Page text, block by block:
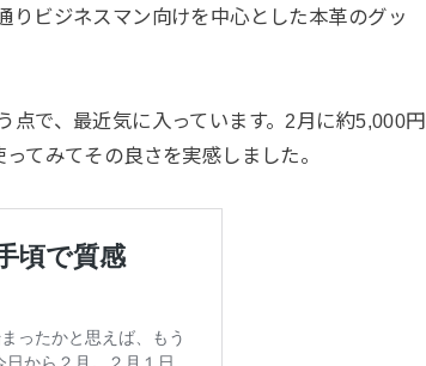
りビジネスマン向けを中心とした本革のグッ
点で、最近気に入っています。2月に約5,000円
てみてその良さを実感しました。